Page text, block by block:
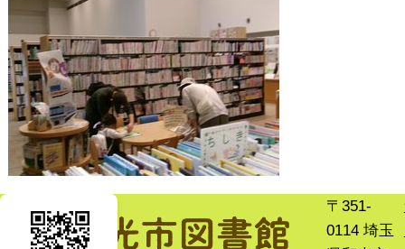
〒351-
0114 埼玉